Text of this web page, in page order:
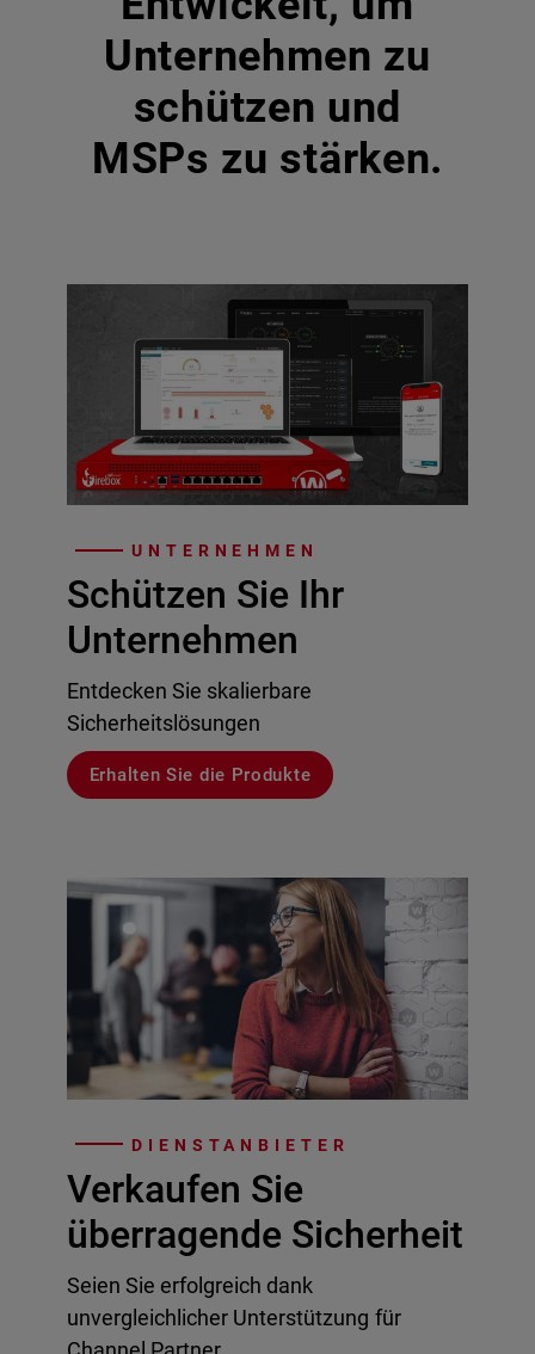
Unternehmen zu
schützen und
MSPs zu stärken.
UNTERNEHMEN
Schützen Sie Ihr
Unternehmen
Entdecken Sie skalierbare
Sicherheitslösungen
Erhalten Sie die Produkte
DIENSTANBIETER
Verkaufen Sie
überragende Sicherheit
Seien Sie erfolgreich dank
unvergleichlicher Unterstützung für